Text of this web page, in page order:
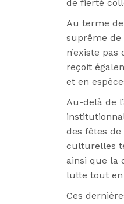
de fierté
Au terme
suprême de
n’existe
reçoit
et en
Au-delà de
des fêtes de
culturelles
ainsi que la
lutte tout en
Ces